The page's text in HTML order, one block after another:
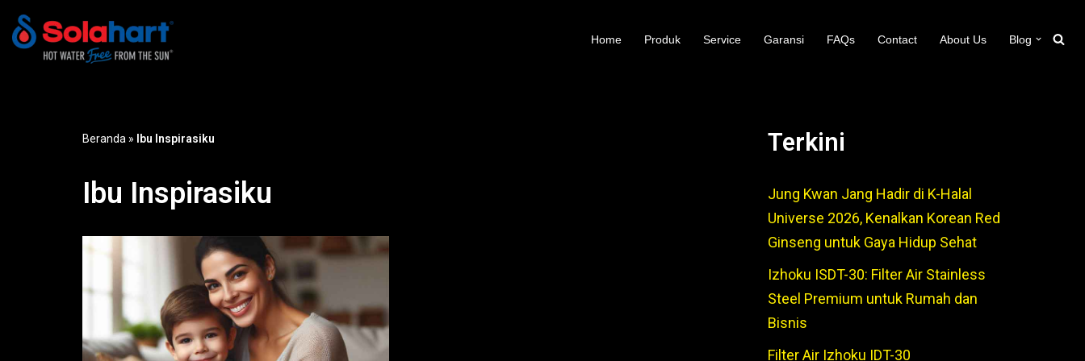
Lompat
Home Produk Service Garansi FAQs Contact About Us Blog
Beranda » Ibu Inspirasiku
Ibu Inspirasiku
Terkini
Jung Kwan Jang Hadir di K-Halal
Universe 2026, Kenalkan Korean Red
Ginseng untuk Gaya Hidup Sehat
Izhoku ISDT-30: Filter Air Stainless
Steel Premium untuk Rumah dan
Bisnis
Filter Air Izhoku IDT-30